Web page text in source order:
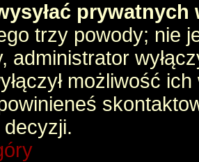
trzy powody; nie
administrator
możliwość